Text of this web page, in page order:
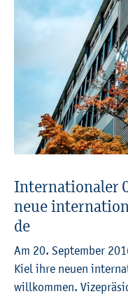
In­ter­na­tio­na­ler
neue
de
Am 20. Sep­tem­ber
Kiel ihre neuen
will­kom­men.